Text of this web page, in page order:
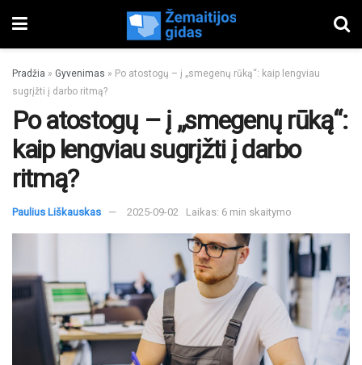
Pradžia » Gyvenimas » Po atostogų – į „smegenų rūką“: kaip lengviau
sugrįžti į darbo ritmą?
Po atostogų – į „smegenų rūką“:
kaip lengviau sugrįžti į darbo
ritmą?
Paulius Liškauskas 2025-09-02 Laikas: 6 min skaitymo